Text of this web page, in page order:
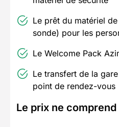
Le prêt du matériel
sonde) pour les
Le Welcome Pack
Le transfert de la
point de rendez-vous
Le prix ne comprend